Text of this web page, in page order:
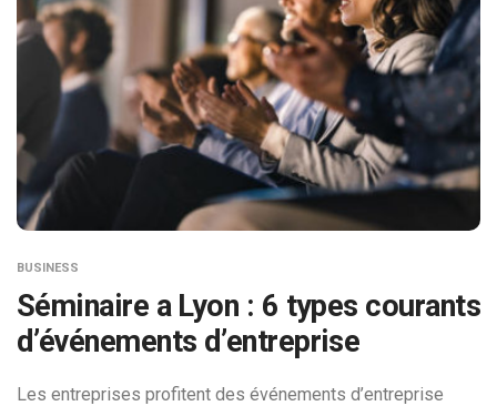
BUSINESS
Séminaire a Lyon : 6 types courants
d’événements d’entreprise
Les entreprises profitent des événements d’entreprise